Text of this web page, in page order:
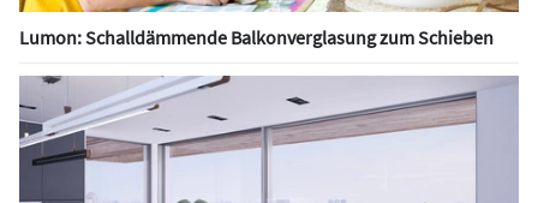
Lumon: Schalldämmende Balkonverglasung zum Schieben